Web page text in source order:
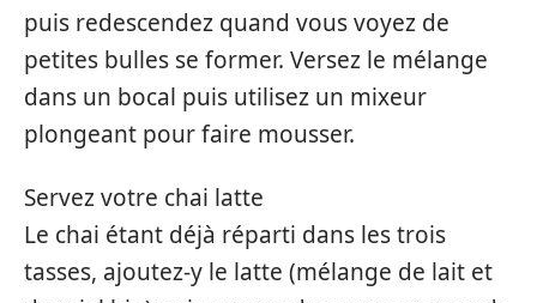
puis redescendez quand vous voyez de
petites bulles se former. Versez le mélange
dans un bocal puis utilisez un mixeur
plongeant pour faire mousser.
Servez votre chai latte
Le chai étant déjà réparti dans les trois
tasses, ajoutez-y le latte (mélange de lait et